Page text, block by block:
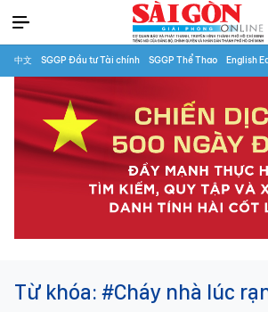
中文 SGGP Đầu tư Tài chính SGGP Thể Thao English
Từ khóa: #Cháy nhà lúc